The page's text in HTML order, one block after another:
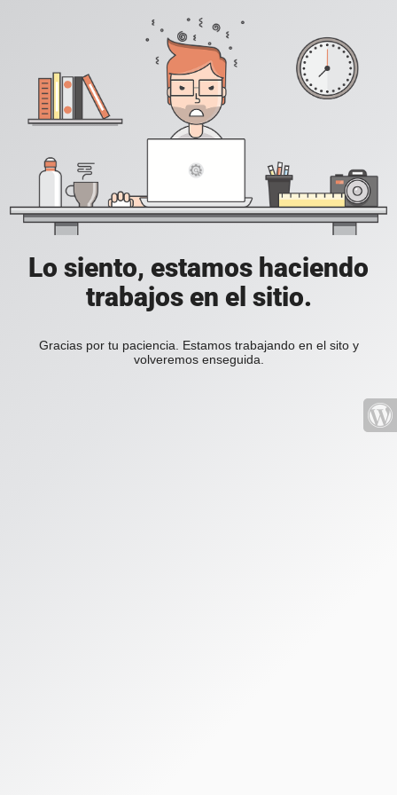
Lo siento, estamos haciendo
trabajos en el sitio.
Gracias por tu paciencia. Estamos trabajando en el sito y
volveremos enseguida.